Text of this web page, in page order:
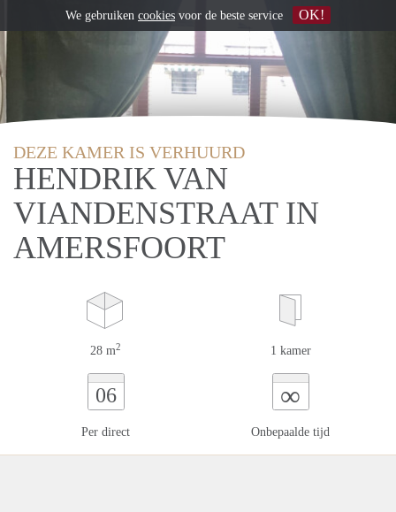
DEZE KAMER IS VERHUURD
HENDRIK VAN
VIANDENSTRAAT IN
AMERSFOORT
28 m2 1 kamer
06
Per direct
∞
Onbepaalde tijd
We gebruiken cookies voor de beste service OK!